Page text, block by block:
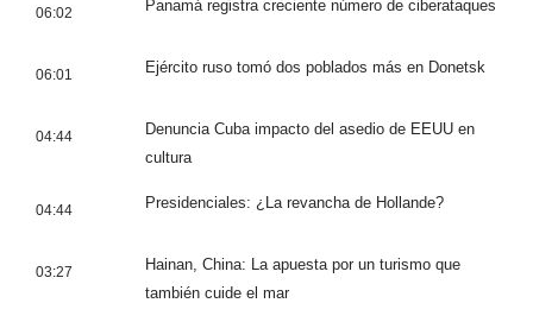
06:02 Panamá registra creciente número de ciberataques
06:01 Ejército ruso tomó dos poblados más en Donetsk
04:44
Denuncia Cuba impacto del asedio de EEUU en
cultura
04:44 Presidenciales: ¿La revancha de Hollande?
03:27
Hainan, China: La apuesta por un turismo que
también cuide el mar